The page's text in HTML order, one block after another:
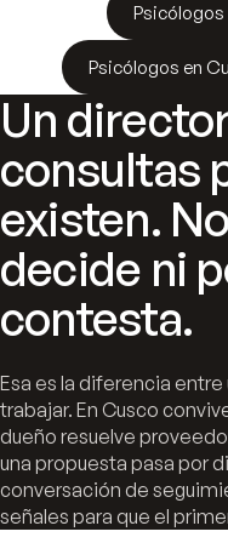
Psicólogos
Psicólogos en
Un
consultas
existen.
decide ni
contesta.
Esa es la diferencia
trabajar. En Cusco
dueño resuelve
una propuesta pasa por
conversación de
señales para que el